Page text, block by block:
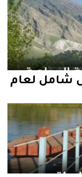
شامل لعام